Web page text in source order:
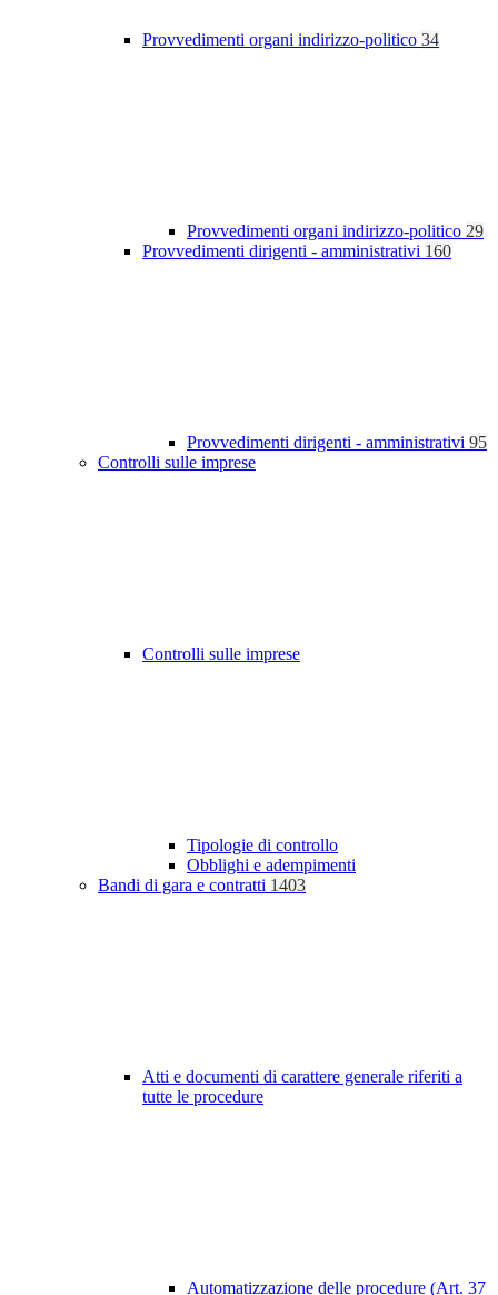
Provvedimenti organi indirizzo-politico 34
Provvedimenti organi indirizzo-politico 29
Provvedimenti dirigenti - amministrativi 160
Provvedimenti dirigenti - amministrativi 95
Controlli sulle imprese
Controlli sulle imprese
Tipologie di controllo
Obblighi e adempimenti
Bandi di gara e contratti 1403
Atti e documenti di carattere generale riferiti a
tutte le procedure
Automatizzazione delle procedure (Art. 37